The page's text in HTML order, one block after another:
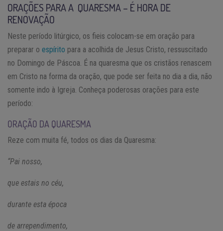
ORAÇÕES PARA A QUARESMA – É HORA DE
RENOVAÇÃO
Neste período litúrgico, os fieis colocam-se em oração para
preparar o espírito para a acolhida de Jesus Cristo, ressuscitado
no Domingo de Páscoa. É na quaresma que os cristãos renascem
em Cristo na forma da oração, que pode ser feita no dia a dia, não
somente indo à Igreja. Conheça poderosas orações para este
período:
ORAÇÃO DA QUARESMA
Reze com muita fé, todos os dias da Quaresma:
“Pai nosso,
que estais no céu,
durante esta época
de arrependimento,